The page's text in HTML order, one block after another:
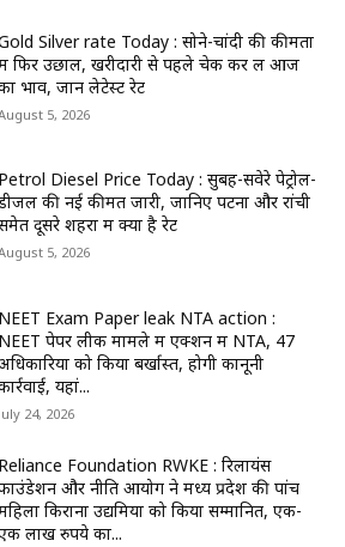
Silver rate Today : सोने-चांदी की कीमतों
फिर उछाल, खरीदारी से पहले चेक कर लें आज
भाव, जानें लेटेस्ट रेट
5, 2026
Petrol Diesel Price Today : सुबह-सवेरे पेट्रोल-
की नई कीमतें जारी, जानिए पटना और रांची
दूसरे शहरों में क्या है रेट
5, 2026
NEET Exam Paper leak NTA action :
NEET पेपर लीक मामले में एक्शन में NTA, 47
को किया बर्खास्त, होगी कानूनी
यहां...
July 24, 2026
Reliance Foundation RWKE : रिलायंस
और नीति आयोग ने मध्य प्रदेश की पांच
किराना उद्यमियों को किया सम्मानित, एक-
लाख रुपये का...